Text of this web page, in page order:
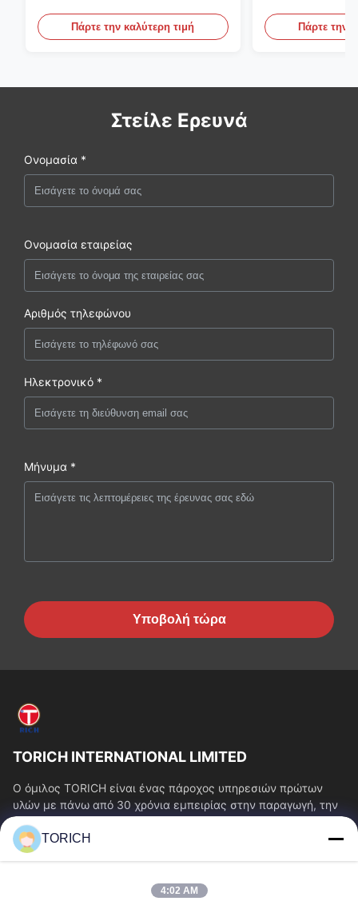
την παραγωγή DOM
Πάρτε την καλύτερη τιμή
υδραυλικά
Πάρτε την
Στείλε Ερευνά
Ονομασία *
Ονομασία εταιρείας
Αριθμός τηλεφώνου
Ηλεκτρονικό *
Μήνυμα *
Υποβολή τώρα
TORICH INTERNATIONAL LIMITED
Ο όμιλος TORICH είναι ένας πάροχος υπηρεσιών πρώτων
υλών με πάνω από 30 χρόνια εμπειρίας στην παραγωγή, την
έρευνα και ανάπτυξη, το εμπόριο, την...
Γρήγοροι Σύνδεσμοι
Σχετικά Με Εμάς
TORICH
4:02 AM